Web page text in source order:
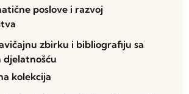
poslove i razvoj
zbirku i bibliografiju sa
djelatnošću
kolekcija